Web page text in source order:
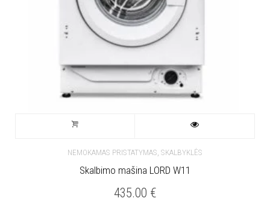
NEMOKAMAS PRISTATYMAS, SKALBYKLĖS
Skalbimo mašina LORD W11
435.00 €